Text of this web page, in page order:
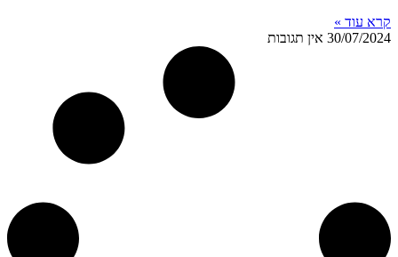
קרא עוד »
30/07/2024 אין תגובות